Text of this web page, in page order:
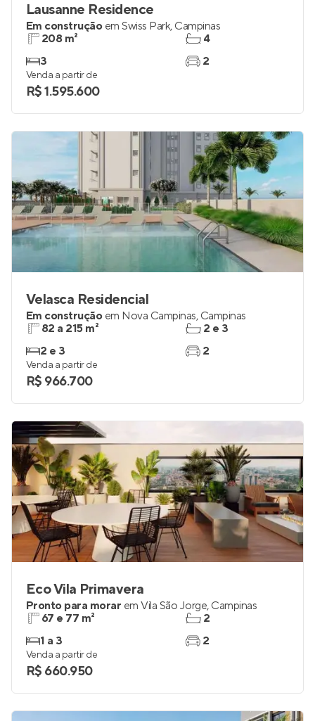
Lausanne Residence
Em construção em Swiss Park, Campinas
208 m²
3
4
2
Venda a partir de
R$ 1.595.600
Velasca Residencial
Em construção em Nova Campinas, Campinas
82 a 215 m²
2 e 3
2 e 3
2
Venda a partir de
R$ 966.700
Eco Vila Primavera
Pronto para morar em Vila São Jorge, Campinas
67 e 77 m²
1 a 3
2
2
Venda a partir de
R$ 660.950